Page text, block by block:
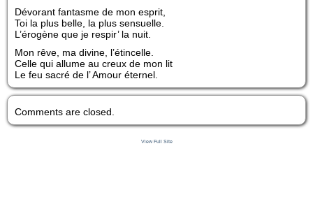
Dévorant fantasme de mon esprit,
Toi la plus belle, la plus sensuelle.
L’érogène que je respir’ la nuit.
Mon rêve, ma divine, l’étincelle.
Celle qui allume au creux de mon lit
Le feu sacré de l’ Amour éternel.
Comments are closed.
View Full Site